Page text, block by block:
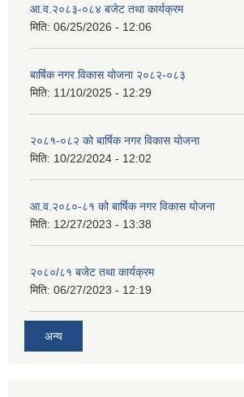
आ.व.२०८३-०८४ बजेट तथा कार्यक्रम
मिति: 06/25/2026 - 12:06
बार्षिक नगर विकास योजना २०८२-०८३
मिति: 11/10/2025 - 12:29
२०८१-०८२ को बार्षिक नगर विकास योजना
मिति: 10/22/2024 - 12:02
आ.व.२०८०-८१ को बार्षिक नगर विकास योजना
मिति: 12/27/2023 - 13:38
२०८०/८१ बजेट तथा कार्यक्रम
मिति: 06/27/2023 - 12:19
अन्य